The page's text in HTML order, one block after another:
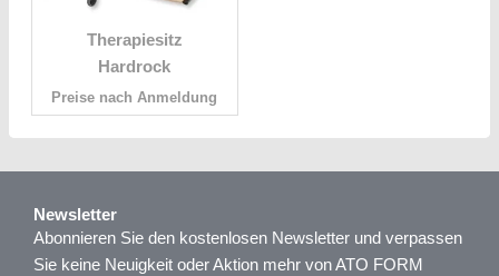
Therapiesitz
Hardrock
Preise nach Anmeldung
Newsletter
Abonnieren Sie den kostenlosen Newsletter und verpassen
Sie keine Neuigkeit oder Aktion mehr von ATO FORM